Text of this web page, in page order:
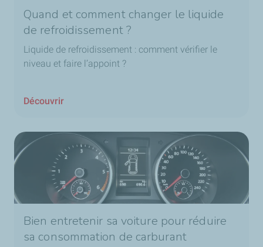
Quand et comment changer le liquide
de refroidissement ?
Liquide de refroidissement : comment vérifier le
niveau et faire l’appoint ?
Découvrir
Bien entretenir sa voiture pour réduire
sa consommation de carburant